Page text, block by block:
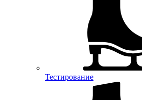
Тестирование